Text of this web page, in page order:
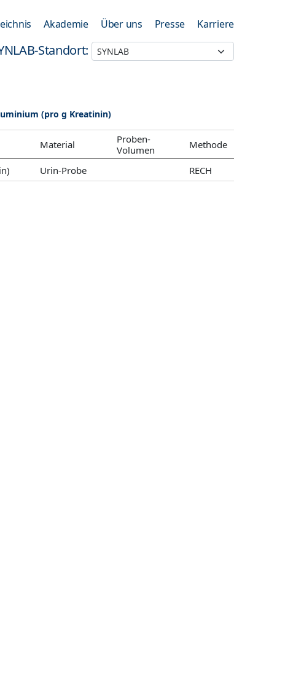
Akademie Über uns Presse Karriere
Standort:
(pro g Kreatinin)
Material
Proben-
Volumen
Methode
Urin-Probe RECH